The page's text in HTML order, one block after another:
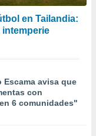
en Tailandia:
intemperie
Escama avisa que
con
6 comunidades"